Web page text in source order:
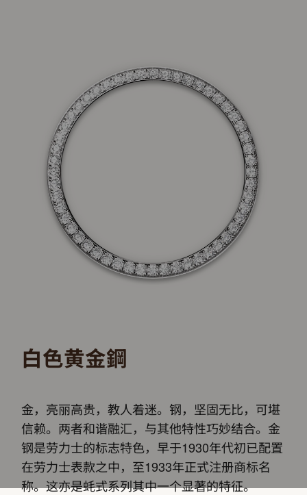
白色黄金鋼
金，亮丽高贵，教人着迷。钢，坚固无比，可堪
信赖。两者和谐融汇，与其他特性巧妙结合。金
钢是劳力士的标志特色，早于1930年代初已配置
在劳力士表款之中，至1933年正式注册商标名
称。这亦是蚝式系列其中一个显著的特征。